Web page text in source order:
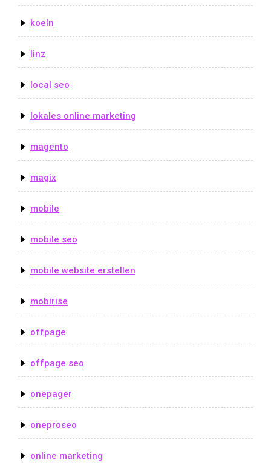
koeln
linz
local seo
lokales online marketing
magento
magix
mobile
mobile seo
mobile website erstellen
mobirise
offpage
offpage seo
onepager
oneproseo
online marketing